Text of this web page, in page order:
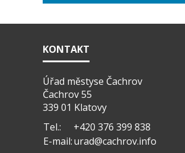
KONTAKT
Úřad městyse Čachrov
Čachrov 55
339 01 Klatovy
Tel.:
+420 376 399 838
E-mail:urad@cachrov.info